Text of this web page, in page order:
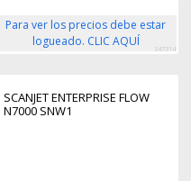
Para ver los precios debe estar
logueado. CLIC AQUÍ
347314
SCANJET ENTERPRISE FLOW
N7000 SNW1